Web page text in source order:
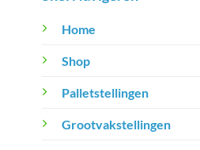
Home
Shop
Palletstellingen
Grootvakstellingen